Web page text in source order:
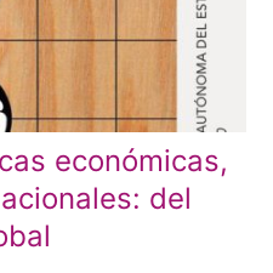
económicas,
del